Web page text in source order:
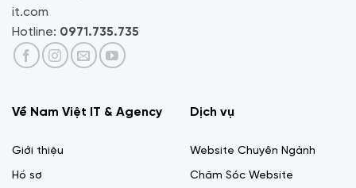
it.com
Hotline: 0971.735.735
Về Nam Việt IT & Agency
Giới thiệu
Hồ sơ
Dịch vụ
Website Chuyên Ngành
Chăm Sóc Website